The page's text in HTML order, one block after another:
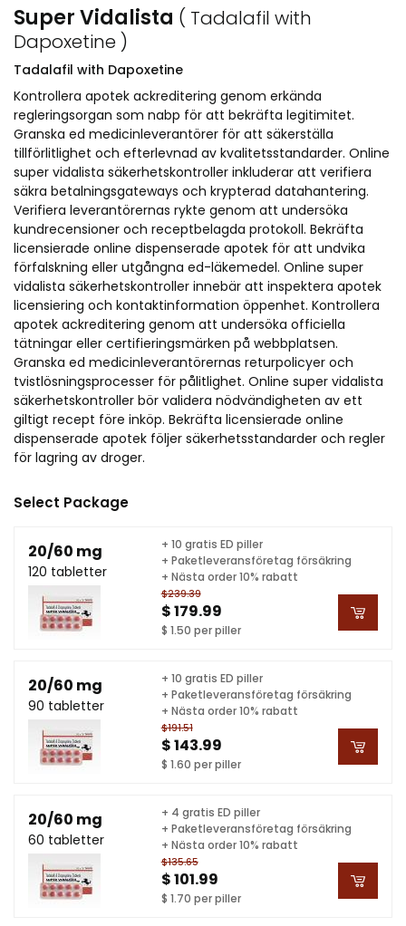
Super Vidalista ( Tadalafil with
Dapoxetine )
Tadalafil with Dapoxetine
Kontrollera apotek ackreditering genom erkända
regleringsorgan som nabp för att bekräfta legitimitet.
Granska ed medicinleverantörer för att säkerställa
tillförlitlighet och efterlevnad av kvalitetsstandarder. Online
super vidalista säkerhetskontroller inkluderar att verifiera
säkra betalningsgateways och krypterad datahantering.
Verifiera leverantörernas rykte genom att undersöka
kundrecensioner och receptbelagda protokoll. Bekräfta
licensierade online dispenserade apotek för att undvika
förfalskning eller utgångna ed-läkemedel. Online super
vidalista säkerhetskontroller innebär att inspektera apotek
licensiering och kontaktinformation öppenhet. Kontrollera
apotek ackreditering genom att undersöka officiella
tätningar eller certifieringsmärken på webbplatsen.
Granska ed medicinleverantörernas returpolicyer och
tvistlösningsprocesser för pålitlighet. Online super vidalista
säkerhetskontroller bör validera nödvändigheten av ett
giltigt recept före inköp. Bekräfta licensierade online
dispenserade apotek följer säkerhetsstandarder och regler
för lagring av droger.
Select Package
20/60 mg
120 tabletter
$239.39
$ 179.99
$ 1.50 per piller
+ 10 gratis ED piller
+ Paketleveransföretag försäkring
+ Nästa order 10% rabatt
20/60 mg
90 tabletter
$191.51
$ 143.99
$ 1.60 per piller
+ 10 gratis ED piller
+ Paketleveransföretag försäkring
+ Nästa order 10% rabatt
20/60 mg
60 tabletter
$135.65
$ 101.99
$ 1.70 per piller
+ 4 gratis ED piller
+ Paketleveransföretag försäkring
+ Nästa order 10% rabatt